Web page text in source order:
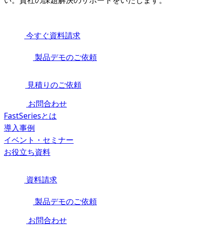
今すぐ資料請求
製品デモのご依頼
見積りのご依頼
お問合わせ
FastSeriesとは
導入事例
イベント・セミナー
お役立ち資料
資料請求
製品デモのご依頼
お問合わせ